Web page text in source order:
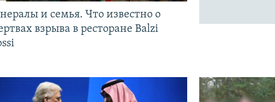
и семья. Что известно о
взрыва в ресторане Balzi